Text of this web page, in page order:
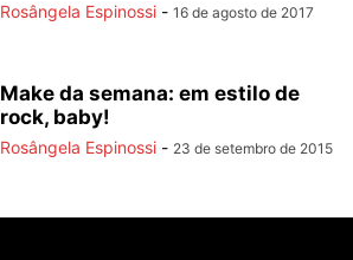
Rosângela Espinossi - 16 de agosto de 2017
Make da semana: em estilo de
rock, baby!
Rosângela Espinossi - 23 de setembro de 2015